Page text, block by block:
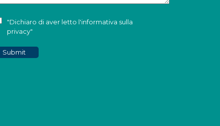
"Dichiaro di aver letto l'informativa sulla
privacy"